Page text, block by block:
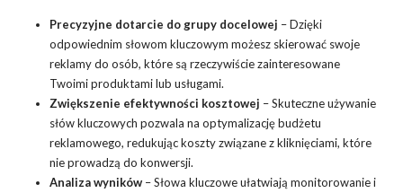
Precyzyjne dotarcie do grupy docelowej – Dzięki
odpowiednim słowom kluczowym możesz skierować swoje
reklamy do osób, które są rzeczywiście zainteresowane
Twoimi produktami lub usługami.
Zwiększenie efektywności kosztowej – Skuteczne używanie
słów kluczowych pozwala na optymalizację budżetu
reklamowego, redukując koszty związane z kliknięciami, które
nie prowadzą do konwersji.
Analiza wyników – Słowa kluczowe ułatwiają monitorowanie i